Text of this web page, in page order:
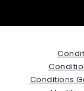
Conditions